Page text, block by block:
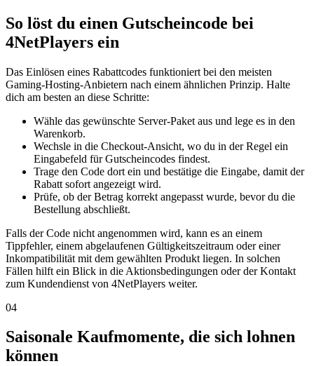
So löst du einen Gutscheincode bei
4NetPlayers ein
Das Einlösen eines Rabattcodes funktioniert bei den meisten
Gaming-Hosting-Anbietern nach einem ähnlichen Prinzip. Halte
dich am besten an diese Schritte:
Wähle das gewünschte Server-Paket aus und lege es in den
Warenkorb.
Wechsle in die Checkout-Ansicht, wo du in der Regel ein
Eingabefeld für Gutscheincodes findest.
Trage den Code dort ein und bestätige die Eingabe, damit der
Rabatt sofort angezeigt wird.
Prüfe, ob der Betrag korrekt angepasst wurde, bevor du die
Bestellung abschließt.
Falls der Code nicht angenommen wird, kann es an einem
Tippfehler, einem abgelaufenen Gültigkeitszeitraum oder einer
Inkompatibilität mit dem gewählten Produkt liegen. In solchen
Fällen hilft ein Blick in die Aktionsbedingungen oder der Kontakt
zum Kundendienst von 4NetPlayers weiter.
04
Saisonale Kaufmomente, die sich lohnen
können